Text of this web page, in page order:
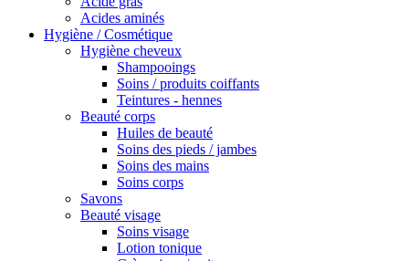
Acides aminés
Hygiène / Cosmétique
Hygiène cheveux
Shampooings
Soins / produits coiffants
Teintures - hennes
Beauté corps
Huiles de beauté
Soins des pieds / jambes
Soins des mains
Soins corps
Savons
Beauté visage
Soins visage
Lotion tonique